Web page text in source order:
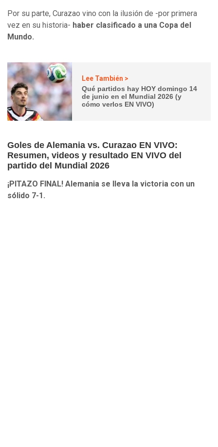
Por su parte, Curazao vino con la ilusión de -por primera
vez en su historia- haber clasificado a una Copa del
Mundo.
Lee También >
Qué partidos hay HOY domingo 14
de junio en el Mundial 2026 (y
cómo verlos EN VIVO)
Goles de Alemania vs. Curazao EN VIVO:
Resumen, videos y resultado EN VIVO del
partido del Mundial 2026
¡PITAZO FINAL! Alemania se lleva la victoria con un
sólido 7-1.